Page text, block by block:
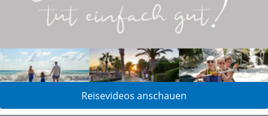
Reisevideos anschauen